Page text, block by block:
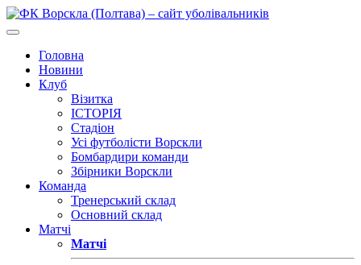
Головна
Новини
Клуб
Візитка
ІСТОРІЯ
Стадіон
Усі футболісти Ворскли
Бомбардири команди
Збірники Ворскли
Команда
Тренерський склад
Основний склад
Матчі
Матчі